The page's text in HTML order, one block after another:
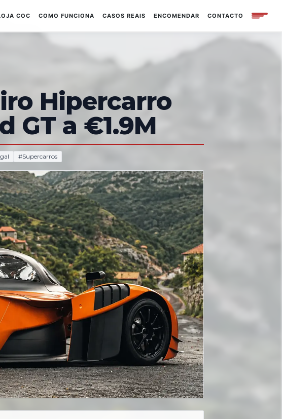
COC COMO FUNCIONA CASOS REAIS ENCOMENDAR CONTACTO
Hipercarro
GT a €1.9M
#Supercarros